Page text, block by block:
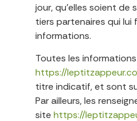
jour, qu’elles soient
tiers partenaires qui lui
informations.
Toutes les
https://
titre indicatif, et sont
Par ailleurs, les
site https://